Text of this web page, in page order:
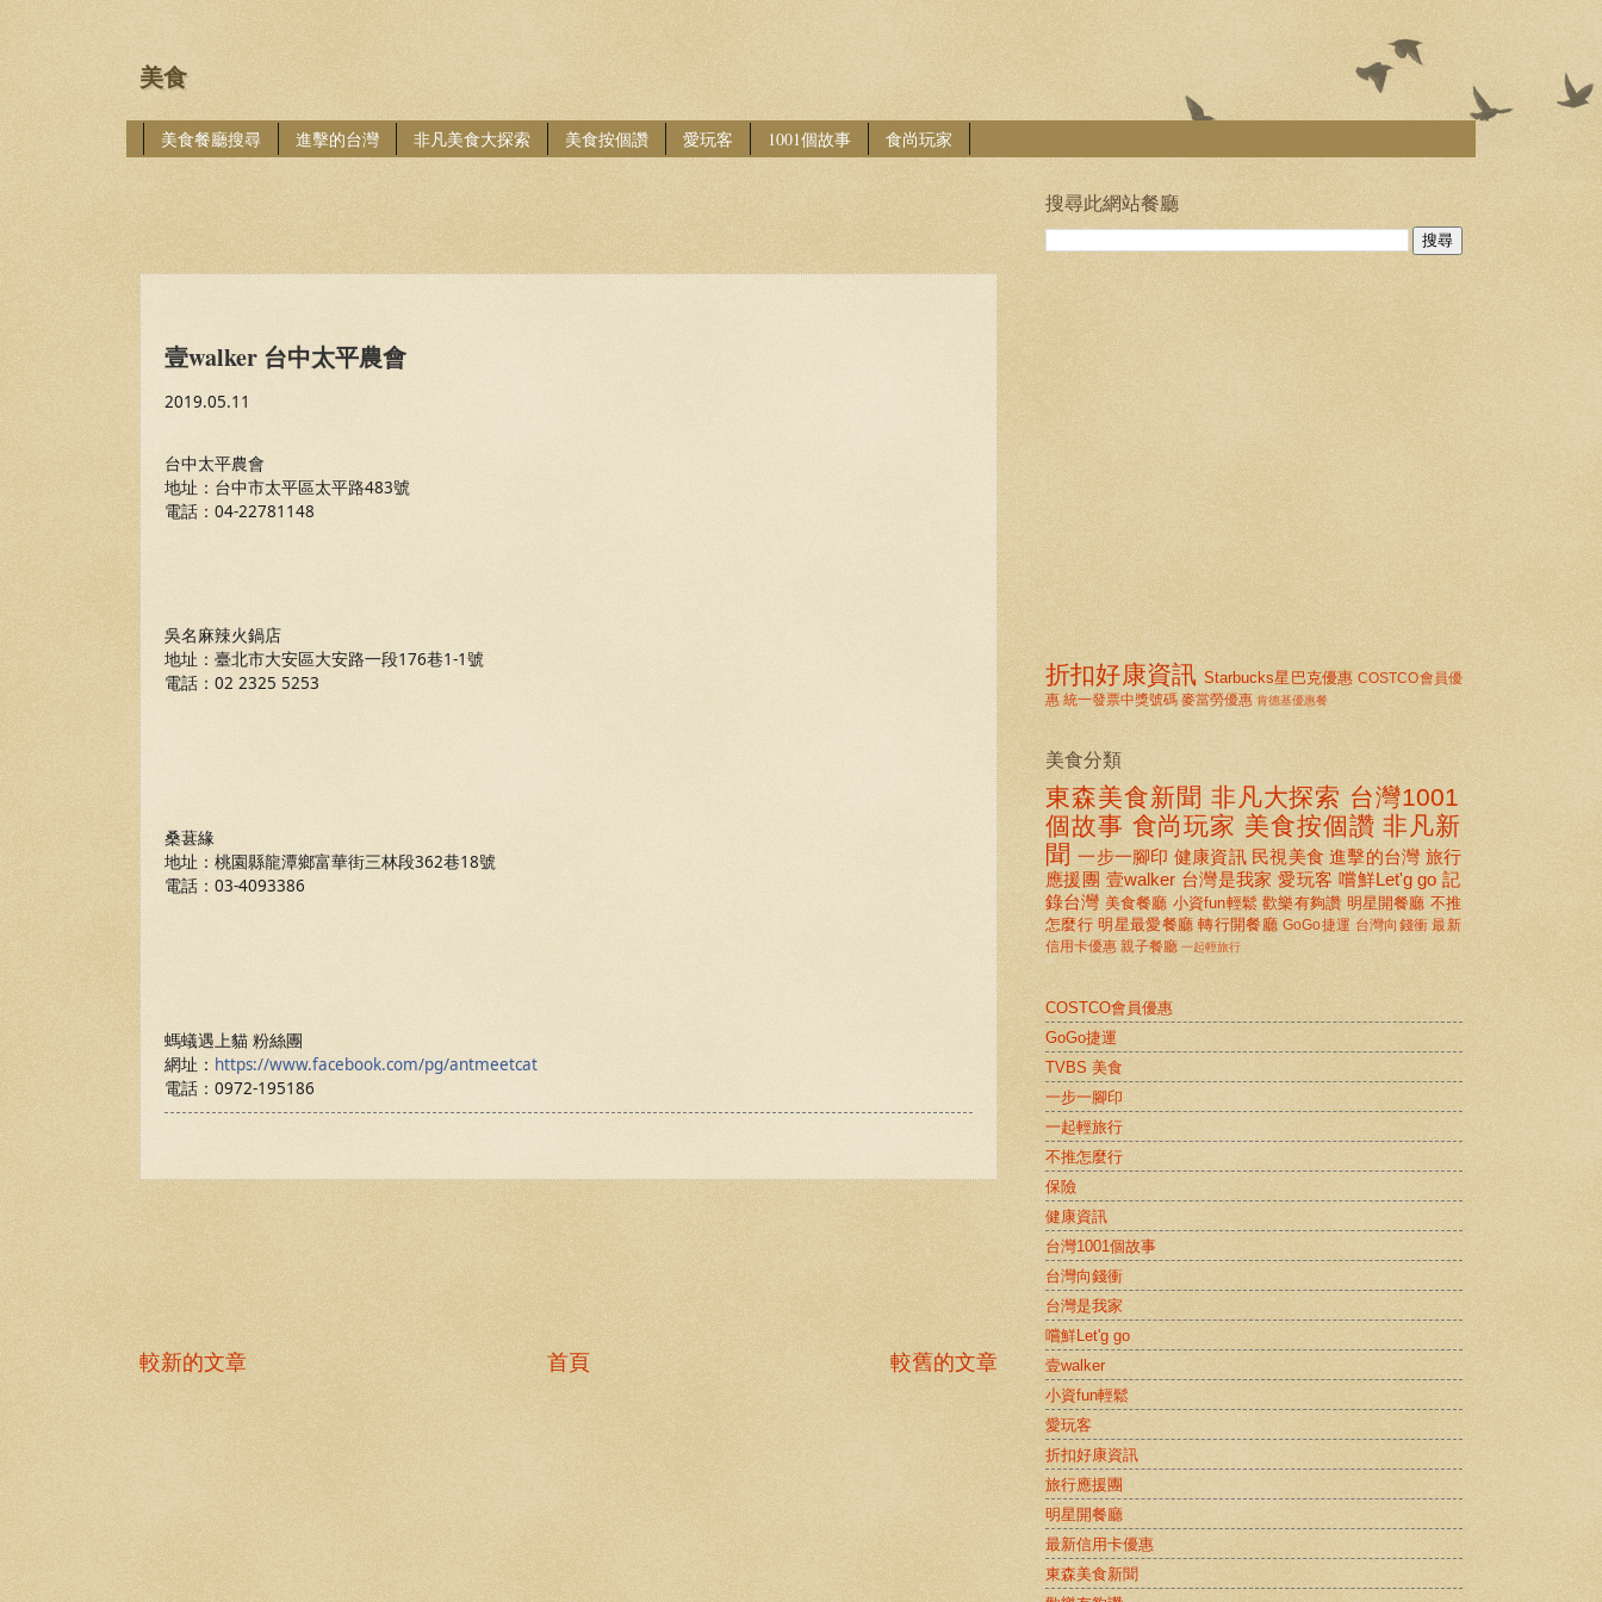
美食
美食餐廳搜尋 進擊的台灣 非凡美食大探索 美食按個讚 愛玩客 1001個故事 食尚玩家
壹walker 台中太平農會
2019.05.11
台中太平農會
地址：台中市太平區太平路483號
電話：04-22781148
吳名麻辣火鍋店
地址：臺北市大安區大安路一段176巷1-1號
電話：02 2325 5253
桑葚緣
地址：桃園縣龍潭鄉富華街三林段362巷18號
電話：03-4093386
螞蟻遇上貓 粉絲團
網址： https://www.facebook.com/pg/antmeetcat
電話：0972-195186
較新的文章 較舊的文章
首頁
搜尋此網站餐廳
折扣好康資訊 Starbucks星巴克優惠 COSTCO會員優
惠 統一發票中獎號碼 麥當勞優惠 肯德基優惠餐
美食分類
東森美食新聞 非凡大探索 台灣1001
個故事 食尚玩家 美食按個讚 非凡新
聞 一步一腳印 健康資訊 民視美食 進擊的台灣 旅行
應援團 壹walker 台灣是我家 愛玩客 嚐鮮Let'g go 記
錄台灣 美食餐廳 小資fun輕鬆 歡樂有夠讚 明星開餐廳 不推
怎麼行 明星最愛餐廳 轉行開餐廳 GoGo捷運 台灣向錢衝 最新
信用卡優惠 親子餐廳 一起輕旅行
COSTCO會員優惠
GoGo捷運
TVBS 美食
一步一腳印
一起輕旅行
不推怎麼行
保險
健康資訊
台灣1001個故事
台灣向錢衝
台灣是我家
嚐鮮Let'g go
壹walker
小資fun輕鬆
愛玩客
折扣好康資訊
旅行應援團
明星開餐廳
最新信用卡優惠
東森美食新聞